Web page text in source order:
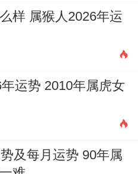
化解此年婚姻宫伏吟
佩戴「
岁与解，舒缓急躁心
北方安放「
方不吉之气，稳定家
应上辅助命局度过刑
样 属猴人2026年运
运势 2010年属虎女
及每月运势 90年属